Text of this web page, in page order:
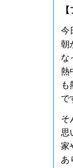
今
朝
な
熱
も
で
そ
思
家
あ